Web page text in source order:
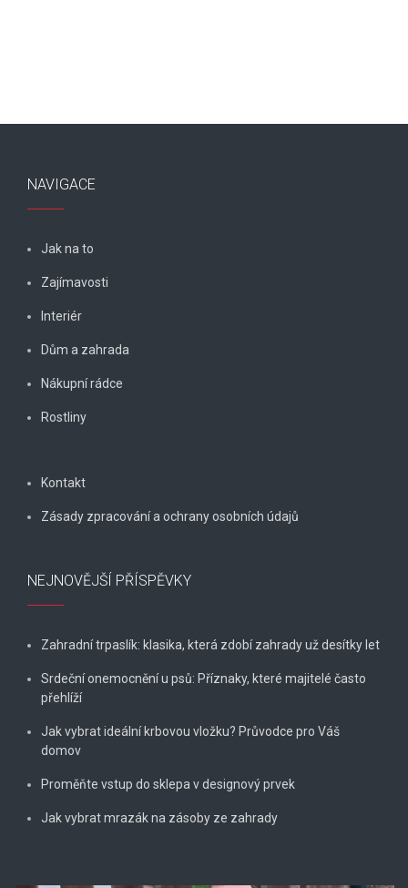
NAVIGACE
Jak na to
Zajímavosti
Interiér
Dům a zahrada
Nákupní rádce
Rostliny
Kontakt
Zásady zpracování a ochrany osobních údajů
NEJNOVĚJŠÍ PŘÍSPĚVKY
Zahradní trpaslík: klasika, která zdobí zahrady už desítky let
Srdeční onemocnění u psů: Příznaky, které majitelé často
přehlíží
Jak vybrat ideální krbovou vložku? Průvodce pro Váš
domov
Proměňte vstup do sklepa v designový prvek
Jak vybrat mrazák na zásoby ze zahrady